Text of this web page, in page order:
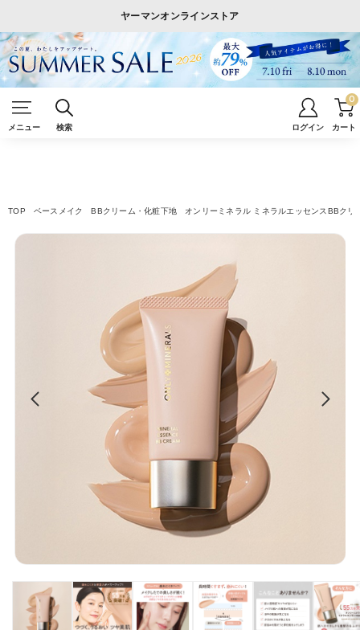
ヤーマンオンラインストア
メニュー 検索 ログイン カート
0
TOP ベースメイク BBクリーム・化粧下地 オンリーミネラル ミネラルエッセンスBBクリ